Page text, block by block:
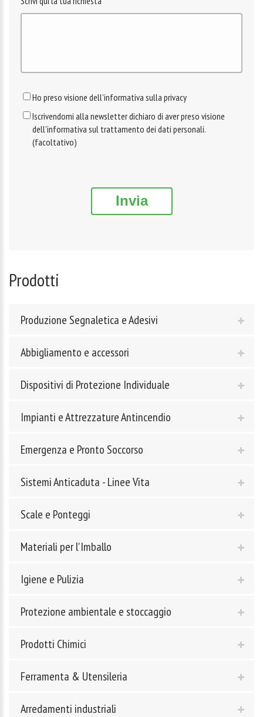
Ho preso visione dell'informativa sulla privacy
Iscrivendomi alla newsletter dichiaro di aver preso visione
dell'informativa sul trattamento dei dati personali.
(facoltativo)
Invia
Prodotti
Produzione Segnaletica e Adesivi
Abbigliamento e accessori
Dispositivi di Protezione Individuale
Impianti e Attrezzature Antincendio
Emergenza e Pronto Soccorso
Sistemi Anticaduta - Linee Vita
Scale e Ponteggi
Materiali per l'Imballo
Igiene e Pulizia
Protezione ambientale e stoccaggio
Prodotti Chimici
Ferramenta & Utensileria
Arredamenti industriali